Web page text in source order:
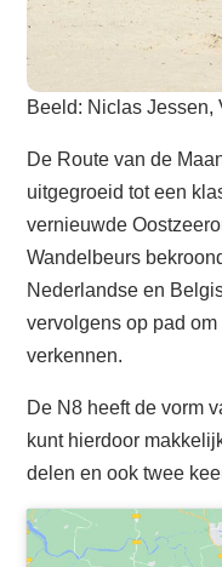
Beeld: Niclas Jessen,
De Route van de
uitgegroeid tot een
vernieuwde
Wandelbeurs
Nederlandse en
vervolgens op pad
verkennen.
De N8 heeft de vorm
kunt hierdoor
delen en ook twee